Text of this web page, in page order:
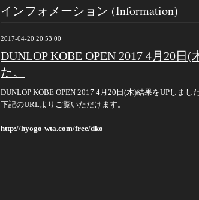
インフォメーション (Information)
2017-04-20 20:53:00
DUNLOP KOBE OPEN 2017 4月20日(
た。
DUNLOP KOBE OPEN 2017 4月20日(木)結果をUPしまし
下記のURLよりご覧いただけます。
http://hyogo-wta.com/free/dko